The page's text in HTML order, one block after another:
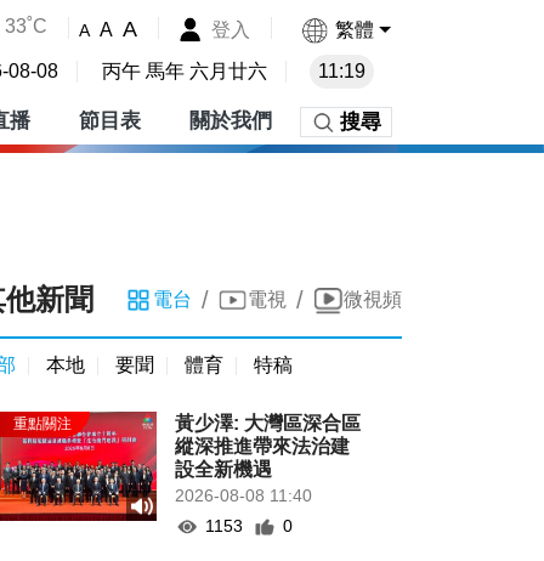
33˚C A A A 登入 繁體
08-08 丙午 馬年 六月廿六 11:19
播 節目表 關於我們 搜尋
新聞 電台 / 電視 / 微視頻
本地 要聞 體育 特稿
黃少澤: 大灣區深合區
縱深推進帶來法治建
設全新機遇
2026-08-08 11:40
1153
0